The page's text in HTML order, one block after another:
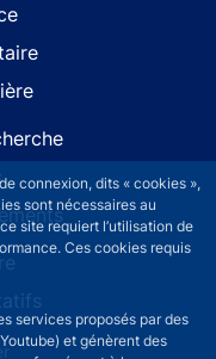
connexion, dits « cookies »,
sont nécessaires au
site requiert l’utilisation de
Ces cookies requis
services proposés par des
et génèrent des